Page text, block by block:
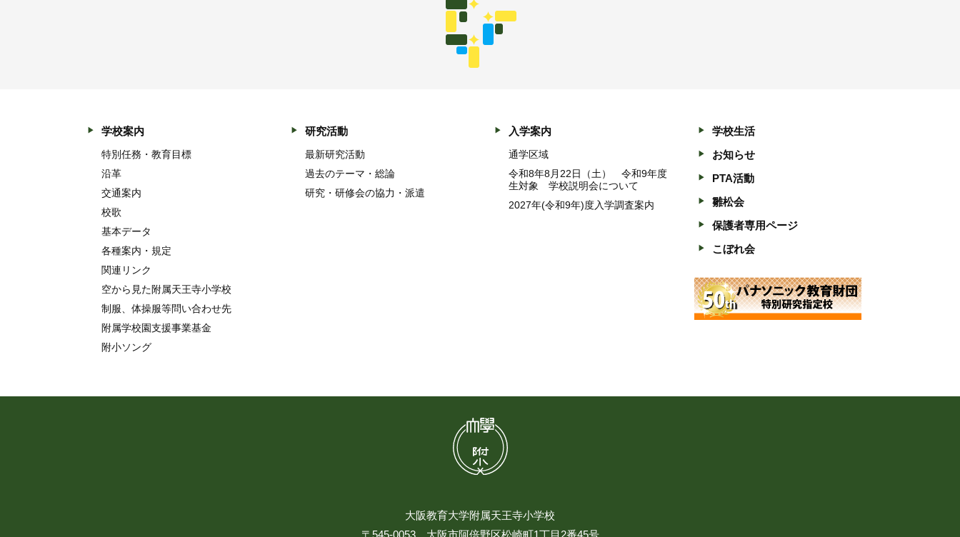
学校案内
特別任務・教育目標
沿革
交通案内
校歌
基本データ
各種案内・規定
関連リンク
空から見た附属天王寺小学校
制服、体操服等問い合わせ先
附属学校園支援事業基金
附小ソング
研究活動
最新研究活動
過去のテーマ・総論
研究・研修会の協力・派遣
入学案内
通学区域
令和8年8月22日（土） 令和9年度
生対象 学校説明会について
2027年(令和9年)度入学調査案内
学校生活
お知らせ
PTA活動
雛松会
保護者専用ページ
こぼれ会
大阪教育大学附属天王寺小学校
〒545-0053 大阪市阿倍野区松崎町1丁目2番45号